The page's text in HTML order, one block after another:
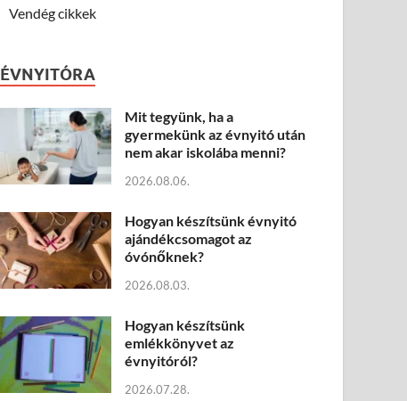
Vendég cikkek
ÉVNYITÓRA
Mit tegyünk, ha a
gyermekünk az évnyitó után
nem akar iskolába menni?
2026.08.06.
Hogyan készítsünk évnyitó
ajándékcsomagot az
óvónőknek?
2026.08.03.
Hogyan készítsünk
emlékkönyvet az
évnyitóról?
2026.07.28.